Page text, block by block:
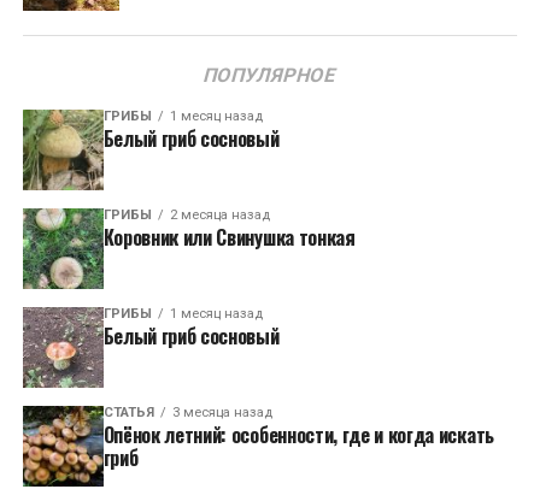
ПОПУЛЯРНОЕ
ГРИБЫ 1 месяц назад
Белый гриб сосновый
ГРИБЫ 2 месяца назад
Коровник или Свинушка тонкая
ГРИБЫ 1 месяц назад
Белый гриб сосновый
СТАТЬЯ 3 месяца назад
Опёнок летний: особенности, где и когда искать
гриб